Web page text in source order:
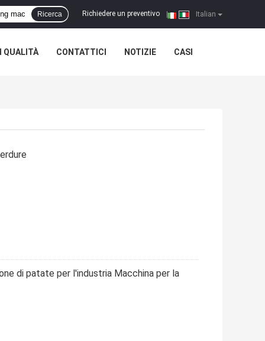
Italian
Richiedere un preventivo |
Ricerca
QUALITÀ CONTATTICI NOTIZIE CASI
di patate per l'industria Macchina per la